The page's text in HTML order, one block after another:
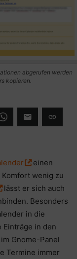
abgerufen werden
kopieren.
einen
wenig zu
lässt er sich auch
Besonders
in die
Einträge in den
Gnome-Panel
Termine immer